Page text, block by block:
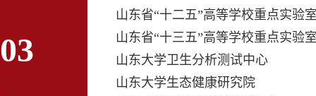
03
山东省“十二五”高等学校重点实验
山东省“十三五”高等学校重点实验
山东大学卫生分析测试中心
山东大学生态健康研究院